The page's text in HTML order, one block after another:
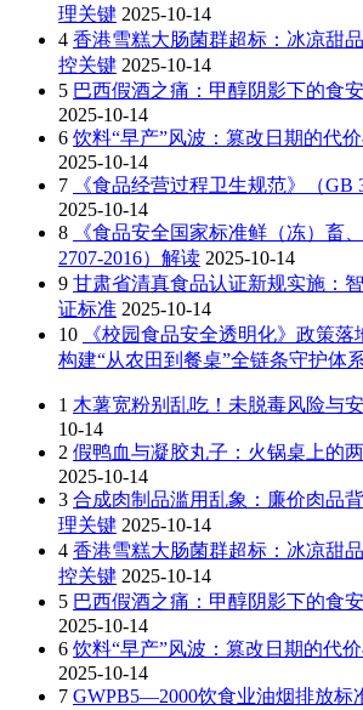
理关键 2025-10-14
4 香港雪糕大肠菌群超标：冰凉甜
控关键 2025-10-14
5 巴西假酒之痛：甲醇阴影下的食
2025-10-14
6 饮料“早产”风波：篡改日期的代
2025-10-14
7
《食品经营过程卫生规范》（GB
2025-10-14
8
《食品安全国家标准鲜（冻）畜
2707-2016）解读 2025-10-14
9 甘肃省清真食品认证新规实施：
证标准 2025-10-14
10
《校园食品安全透明化》政策
构建“从农田到餐桌”全链条守护体
1 木薯宽粉别乱吃！未脱毒风险与
10-14
2 假鸭血与凝胶丸子：火锅桌上的
2025-10-14
3 合成肉制品滥用乱象：廉价肉品
理关键 2025-10-14
4 香港雪糕大肠菌群超标：冰凉甜
控关键 2025-10-14
5 巴西假酒之痛：甲醇阴影下的食
2025-10-14
6 饮料“早产”风波：篡改日期的代
2025-10-14
7 GWPB5—2000饮食业油烟排放标